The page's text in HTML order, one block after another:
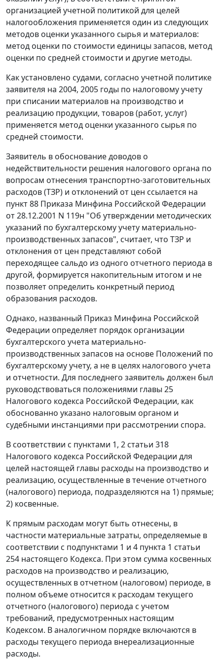
организацией учетной политикой для целей
налогообложения применяется один из следующих
методов оценки указанного сырья и материалов:
метод оценки по стоимости единицы запасов, метод
оценки по средней стоимости и другие методы.
Как установлено судами, согласно учетной политике
заявителя на 2004, 2005 годы по налоговому учету
при списании материалов на производство и
реализацию продукции, товаров (работ, услуг)
применяется метод оценки указанного сырья по
средней стоимости.
Заявитель в обоснование доводов о
недействительности решения налогового органа по
вопросам отнесения транспортно-заготовительных
расходов (ТЗР) и отклонений от цен ссылается на
пункт 88 Приказа Минфина Российской Федерации
от 28.12.2001 N 119н "Об утверждении методических
указаний по бухгалтерскому учету материально-
производственных запасов", считает, что ТЗР и
отклонения от цен представляют собой
переходящее сальдо из одного отчетного периода в
другой, формируется накопительным итогом и не
позволяет определить конкретный период
образования расходов.
Однако, названный Приказ Минфина Российской
Федерации определяет порядок организации
бухгалтерского учета материально-
производственных запасов на основе Положений по
бухгалтерскому учету, а не в целях налогового учета
и отчетности. Для последнего заявитель должен был
руководствоваться положениями главы 25
Налогового кодекса Российской Федерации, как
обоснованно указано налоговым органом и
судебными инстанциями при рассмотрении спора.
В соответствии с пунктами 1, 2 статьи 318
Налогового кодекса Российской Федерации для
целей настоящей главы расходы на производство и
реализацию, осуществленные в течение отчетного
(налогового) периода, подразделяются на 1) прямые;
2) косвенные.
К прямым расходам могут быть отнесены, в
частности материальные затраты, определяемые в
соответствии с подпунктами 1 и 4 пункта 1 статьи
254 настоящего Кодекса. При этом сумма косвенных
расходов на производство и реализацию,
осуществленных в отчетном (налоговом) периоде, в
полном объеме относится к расходам текущего
отчетного (налогового) периода с учетом
требований, предусмотренных настоящим
Кодексом. В аналогичном порядке включаются в
расходы текущего периода внереализационные
расходы.